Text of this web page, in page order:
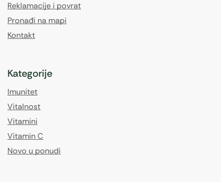
Reklamacije i povrat
Pronađi na mapi
Kontakt
Kategorije
Imunitet
Vitalnost
Vitamini
Vitamin C
Novo u ponudi